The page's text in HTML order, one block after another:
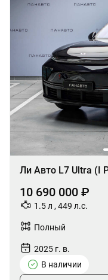
Ли Авто L7 Ultra (I
10 690 000 ₽
1.5 л , 449 л.с.
Полный
2025 г. в.
В наличии